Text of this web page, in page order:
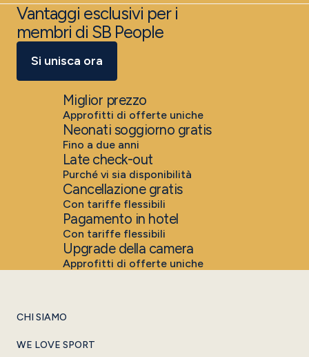
Vantaggi esclusivi per i
membri di SB People
Si unisca ora
Miglior prezzo
Approfitti di offerte uniche
Neonati soggiorno gratis
Fino a due anni
Late check-out
Purché vi sia disponibilità
Cancellazione gratis
Con tariffe flessibili
Pagamento in hotel
Con tariffe flessibili
Upgrade della camera
Approfitti di offerte uniche
CHI SIAMO
WE LOVE SPORT